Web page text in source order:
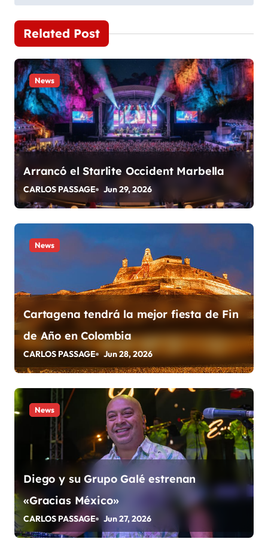
v
e
g
a
c
i
ó
n
d
e
n
t
r
a
d
a
Related Post
News
Arrancó el Starlite Occident Marbella
CARLOS PASSAGE Jun 29, 2026
News
Cartagena tendrá la mejor fiesta de Fin
de Año en Colombia
CARLOS PASSAGE Jun 28, 2026
News
Diego y su Grupo Galé estrenan
«Gracias México»
CARLOS PASSAGE Jun 27, 2026